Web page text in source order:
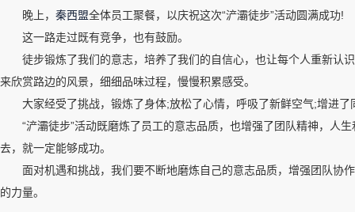
晚上， 秦西盟全体员工聚餐，以庆祝这次“浐灞徒步”活动圆满成功!
这一路走过既有竞争，也有鼓励。
徒步锻炼了我们的意志，培养了我们的自信心，也让每个人重新认
来欣赏路边的风景，细细品味过程，慢慢积累感受。
大家经受了挑战，锻炼了身体;放松了心情，呼吸了新鲜空气;增进了
“浐灞徒步”活动既磨炼了员工的意志品质，也增强了团队精神，人
去，就一定能够成功。
面对机遇和挑战，我们要不断地磨炼自己的意志品质，增强团队协
的力量。